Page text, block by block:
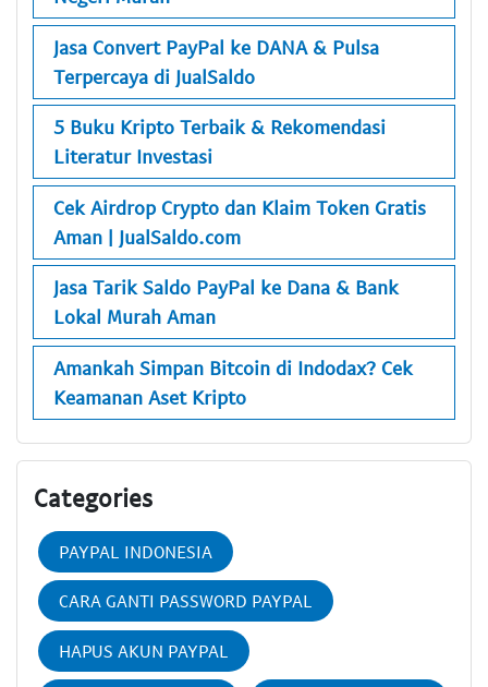
Jasa Convert PayPal ke DANA & Pulsa
Terpercaya di JualSaldo
5 Buku Kripto Terbaik & Rekomendasi
Literatur Investasi
Cek Airdrop Crypto dan Klaim Token Gratis
Aman | JualSaldo.com
Jasa Tarik Saldo PayPal ke Dana & Bank
Lokal Murah Aman
Amankah Simpan Bitcoin di Indodax? Cek
Keamanan Aset Kripto
Categories
PAYPAL INDONESIA
CARA GANTI PASSWORD PAYPAL
HAPUS AKUN PAYPAL